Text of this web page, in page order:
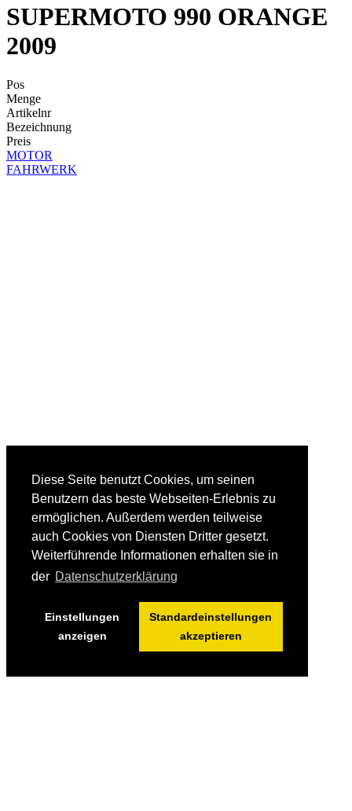
Diese Seite benutzt Cookies, um seinen
Benutzern das beste Webseiten-Erlebnis zu
ermöglichen. Außerdem werden teilweise
auch Cookies von Diensten Dritter gesetzt.
Weiterführende Informationen erhalten sie in
der Datenschutzerklärung
Einstellungen
anzeigen
Standardeinstellungen
akzeptieren
SUPERMOTO 990 ORANGE
2009
Pos
Menge
Artikelnr
Bezeichnung
Preis
MOTOR
FAHRWERK